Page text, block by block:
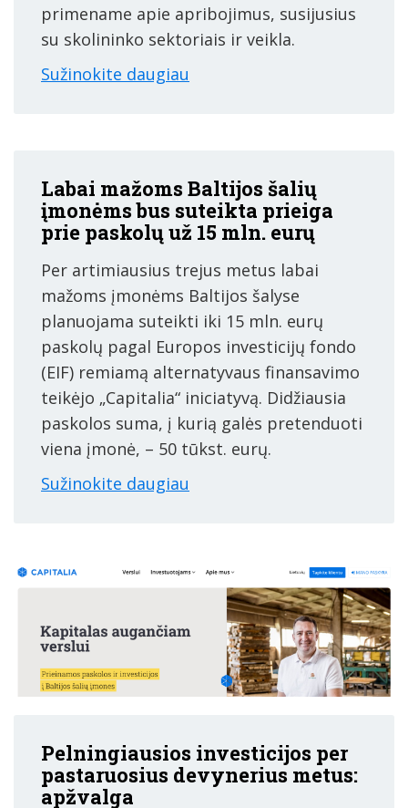
primename apie apribojimus, susijusius
su skolininko sektoriais ir veikla.
Sužinokite daugiau
Labai mažoms Baltijos šalių
įmonėms bus suteikta prieiga
prie paskolų už 15 mln. eurų
Per artimiausius trejus metus labai
mažoms įmonėms Baltijos šalyse
planuojama suteikti iki 15 mln. eurų
paskolų pagal Europos investicijų fondo
(EIF) remiamą alternatyvaus finansavimo
teikėjo „Capitalia“ iniciatyvą. Didžiausia
paskolos suma, į kurią galės pretenduoti
viena įmonė, – 50 tūkst. eurų.
Sužinokite daugiau
Pelningiausios investicijos per
pastaruosius devynerius metus:
apžvalga